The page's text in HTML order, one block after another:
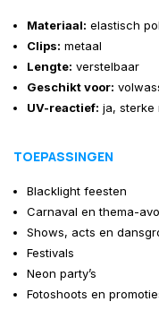
Materiaal: elastisch
Clips: metaal
Lengte: verstelbaar
Geschikt voor:
UV-reactief: ja, sterke
TOEPASSINGEN
Blacklight feesten
Carnaval en thema-
Shows, acts en
Festivals
Neon party’s
Fotoshoots en